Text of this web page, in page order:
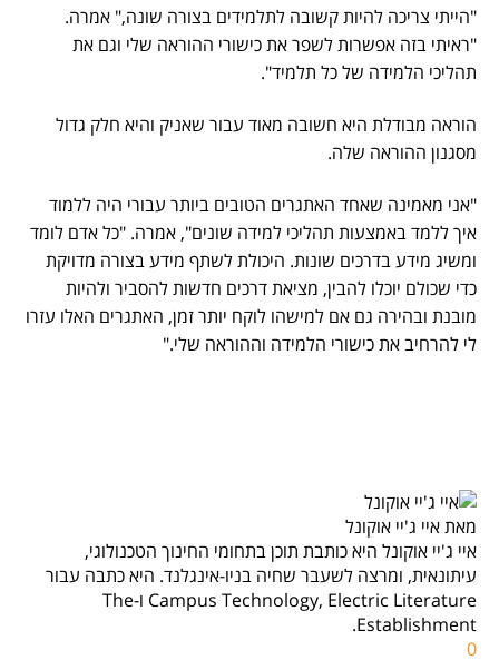
"הייתי צריכה להיות קשובה לתלמידים בצורה שונה," אמרה.
"ראיתי בזה אפשרות לשפר את כישורי ההוראה שלי וגם את
תהליכי הלמידה של כל תלמיד".
הוראה מבודלת היא חשובה מאוד עבור שאניק והיא חלק גדול
מסגנון ההוראה שלה.
"אני מאמינה שאחד האתגרים הטובים ביותר עבורי היה ללמוד
איך ללמד באמצעות תהליכי למידה שונים", אמרה. "כל אדם לומד
ומשיג מידע בדרכים שונות. היכולת לשתף מידע בצורה מדויקת
כדי שכולם יוכלו להבין, מציאת דרכים חדשות להסביר ולהיות
מובנת ובהירה גם אם למישהו לוקח יותר זמן, האתגרים האלו עזרו
לי להרחיב את כישורי הלמידה וההוראה שלי."
מאת איי ג'יי אוקונל
איי ג'יי אוקונל היא כותבת תוכן בתחומי החינוך הטכנולוגי,
עיתונאית, ומרצה לשעבר שחיה בניו-אינגלנד. היא כתבה עבור
Campus Technology, Electric Literature ו-The
Establishment.
0